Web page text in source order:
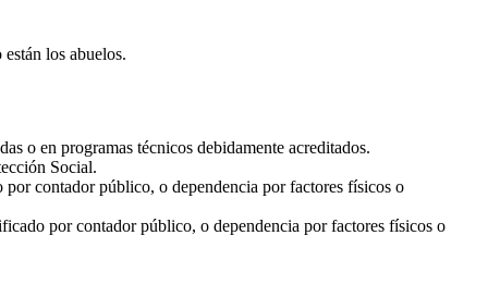
los abuelos.
o en programas técnicos debidamente acreditados.
Social.
contador público, o dependencia por factores físicos o
por contador público, o dependencia por factores físicos o